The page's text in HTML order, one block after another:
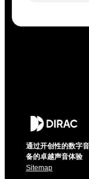
通过开创性的数字
备的卓越声音体验
Sitemap